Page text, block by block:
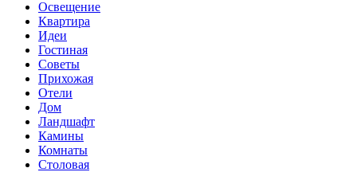
Освещение
Квартира
Идеи
Гостиная
Советы
Прихожая
Отели
Дом
Ландшафт
Камины
Комнаты
Столовая